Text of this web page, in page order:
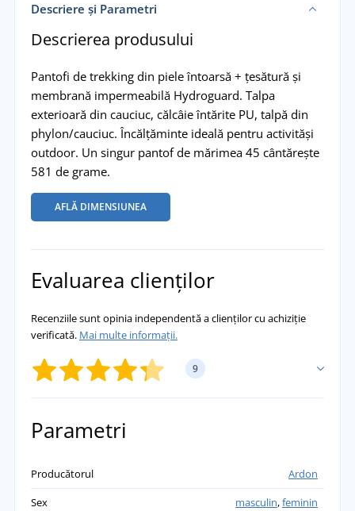
Descriere și Parametri
Descrierea produsului
Pantofi de trekking din piele întoarsă + țesătură și
membrană impermeabilă Hydroguard. Talpa
exterioară din cauciuc, călcâie întărite PU, talpă din
phylon/cauciuc. Încălțăminte ideală pentru activităși
outdoor. Un singur pantof de mărimea 45 cântărește
581 de grame.
AFLĂ DIMENSIUNEA
Evaluarea clienților
Recenziile sunt opinia independentă a clienților cu achiziție
verificată. Mai multe informații.
9
Krystyna
Livrare rapidă, încălțămintea arată foarte bine.
Parametri
Producătorul
Ardon
Sex
masculin,feminin